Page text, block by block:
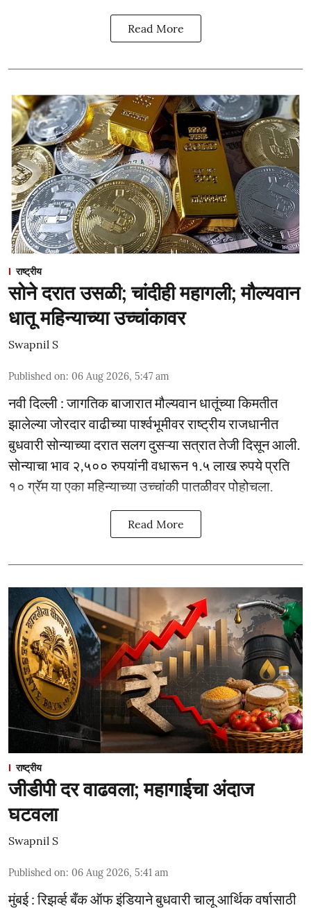
Read More
राष्ट्रीय
सोने दरात उसळी; चांदीही महागली; मौल्यवान
धातू महिन्याच्या उच्चांकावर
Swapnil S
Published on: 06 Aug 2026, 5:47 am
नवी दिल्ली : जागतिक बाजारात मौल्यवान धातूंच्या किमतीत
झालेल्या जोरदार वाढीच्या पार्श्वभूमीवर राष्ट्रीय राजधानीत
बुधवारी सोन्याच्या दरात सलग दुसऱ्या सत्रात तेजी दिसून आली.
सोन्याचा भाव २,५०० रुपयांनी वधारून १.५ लाख रुपये प्रति
१० ग्रॅम या एका महिन्याच्या उच्चांकी पातळीवर पोहोचला.
Read More
राष्ट्रीय
जीडीपी दर वाढवला; महागाईचा अंदाज
घटवला
Swapnil S
Published on: 06 Aug 2026, 5:41 am
मुंबई : रिझर्व्ह बँक ऑफ इंडियाने बुधवारी चालू आर्थिक वर्षासाठी